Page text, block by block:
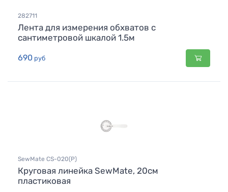
282711
Лента для измерения обхватов с
сантиметровой шкалой 1.5м
690 руб
SewMate CS-020(P)
Круговая линейка SewMate, 20см
пластиковая